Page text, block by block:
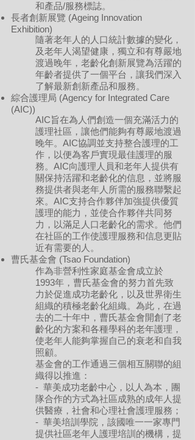
和產品/服務標誌。
長者創新展覽 (Ageing Innovation
Exhibition)
隨著老年人的人口統計數據的變化，
及老年人渴望健康，獨立和有尊嚴地
渡過晚年，老齡化創新展覽為活躍的
年齡者提供了一個平台，讓我們深入
了解最新創新產品和服務。
綜合護理局 (Agency for Integrated Care
(AIC))
AIC旨在為人們創造一個充滿活力的
護理社區，讓他們能夠有尊嚴地渡過
晚年。AIC協調並支持整合護理的工
作，以便為客戶實現最佳護理的服
務。AIC向護理人員和老年人提供有
關保持活躍和老齡化的信息，並將服
務提供者與老年人所需的服務聯繫起
來。AIC支持合作夥伴加強提供優質
護理的能力，並使合作夥伴共同努
力，以滿足人口老齡化的需求。他們
在社區的工作使護理服務和信息更貼
近有需要的人。
曹氏基金會 (Tsao Foundation)
作為非營利性家庭基金會成立於
1993年，曹氏基金會的努力首先致
力於促進成功老齡化，以及世界衛生
組織的積極老齡化組織。為此，在過
去的二十年中，曹氏基金會開創了老
齡化的方案和各種學科的老年護理，
使老年人能夠掌握自己的衰老和自我
照顧。
基金會的工作通過三個相互關聯的組
織得以推進：
- 華美成功老齡中心，以人為本，團
隊合作的方式為社區成熟的成年人提
供醫療，社會和心理社會護理服務；​
- 華美培訓學院，該國唯一一家專門
提供社區老年人護理培訓的機構，提